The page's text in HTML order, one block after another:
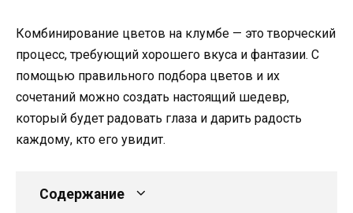
Комбинирование цветов на клумбе — это творческий
процесс, требующий хорошего вкуса и фантазии. С
помощью правильного подбора цветов и их
сочетаний можно создать настоящий шедевр,
который будет радовать глаза и дарить радость
каждому, кто его увидит.
Содержание